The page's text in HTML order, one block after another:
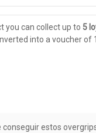
you can collect up to 5
into a voucher of
estos